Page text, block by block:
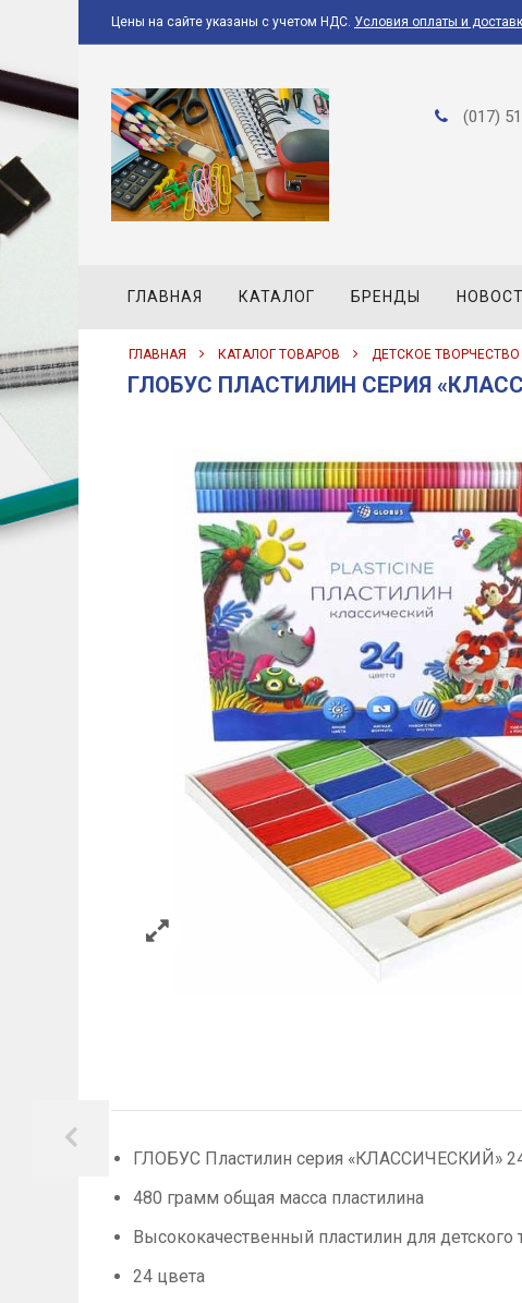
Цены на сайте указаны с учетом НДС. Условия оплаты и
(017)
ГЛАВНАЯ КАТАЛОГ БРЕНДЫ
ГЛАВНАЯ КАТАЛОГ ТОВАРОВ ДЕТСКОЕ ТВОРЧЕСТВО
ГЛОБУС ПЛАСТИЛИН СЕРИЯ
ГЛОБУС Пластилин серия «КЛАССИЧЕСКИЙ»
480 грамм общая масса пластилина
Высококачественный пластилин для детского
24 цвета